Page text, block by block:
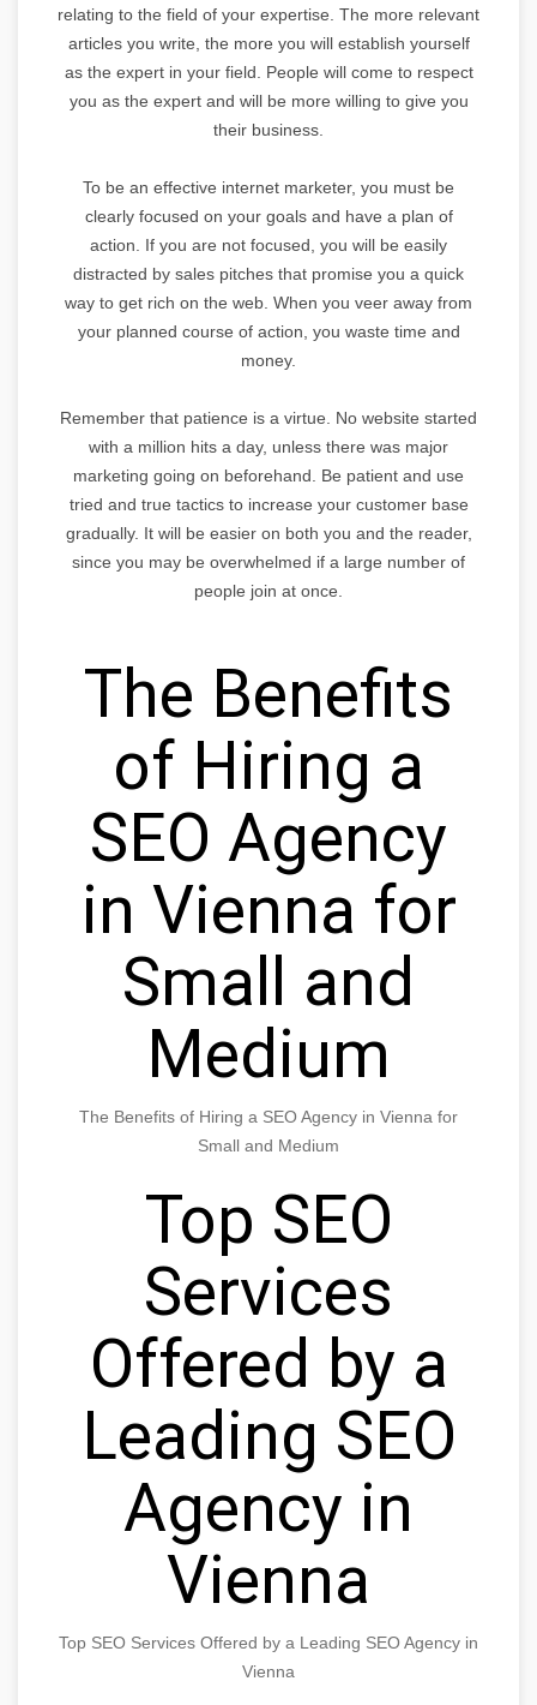
relating to the field of your expertise. The more relevant
articles you write, the more you will establish yourself
as the expert in your field. People will come to respect
you as the expert and will be more willing to give you
their business.
To be an effective internet marketer, you must be
clearly focused on your goals and have a plan of
action. If you are not focused, you will be easily
distracted by sales pitches that promise you a quick
way to get rich on the web. When you veer away from
your planned course of action, you waste time and
money.
Remember that patience is a virtue. No website started
with a million hits a day, unless there was major
marketing going on beforehand. Be patient and use
tried and true tactics to increase your customer base
gradually. It will be easier on both you and the reader,
since you may be overwhelmed if a large number of
people join at once.
The Benefits
of Hiring a
SEO Agency
in Vienna for
Small and
Medium
The Benefits of Hiring a SEO Agency in Vienna for
Small and Medium
Top SEO
Services
Offered by a
Leading SEO
Agency in
Vienna
Top SEO Services Offered by a Leading SEO Agency in
Vienna